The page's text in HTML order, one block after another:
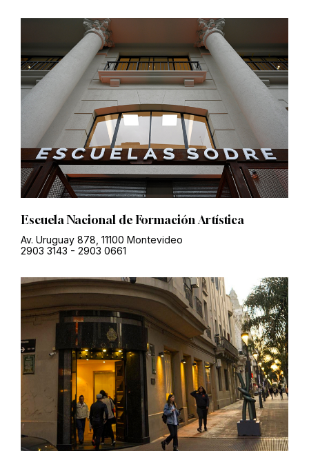
Escuela Nacional de Formación Artística
Av. Uruguay 878, 11100 Montevideo
2903 3143 - 2903 0661